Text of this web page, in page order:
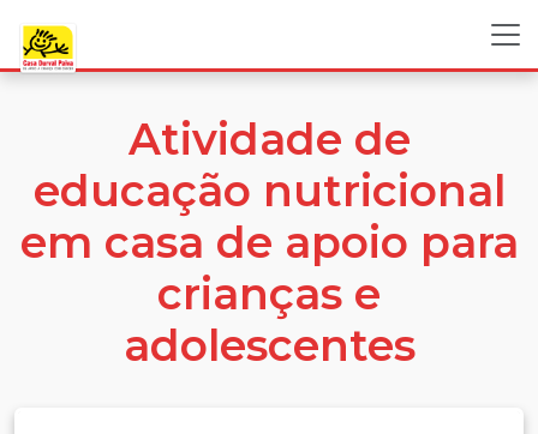
Atividade de
educação nutricional
em casa de apoio para
crianças e
adolescentes